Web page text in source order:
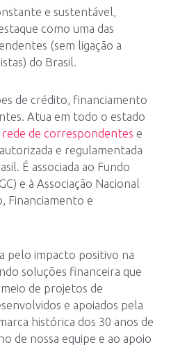
e sustentável,
como uma das
(sem ligação a
do Brasil.
de crédito, financiamento
Atua em todo o estado
rede de correspondentes e
e regulamentada
É associada ao Fundo
e à Associação Nacional
Financiamento e
pelo impacto positivo na
soluções financeira que
de projetos de
e apoiados pela
histórica dos 30 anos de
de nossa equipe e ao apoio